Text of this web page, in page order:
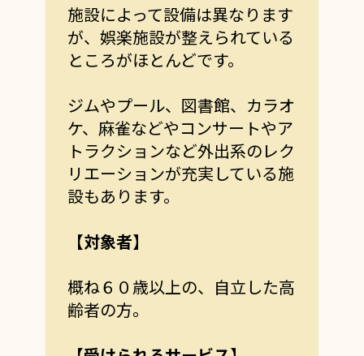
施設によって設備は異なります
が、娯楽施設が整えられている
ところがほとんどです。
ジムやプール、図書館、カラオ
ケ、麻雀などやコンサートやア
トラクションなど外出系のレク
リエーションが充実している施
設もあります。
【対象者】
概ね６０歳以上の、自立した高
齢者の方。